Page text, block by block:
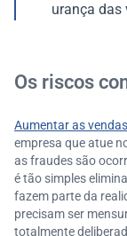
urança das
Os riscos
Aumentar as
empresa que atue
as fraudes são
é tão simples
fazem parte da
precisam ser
totalmente